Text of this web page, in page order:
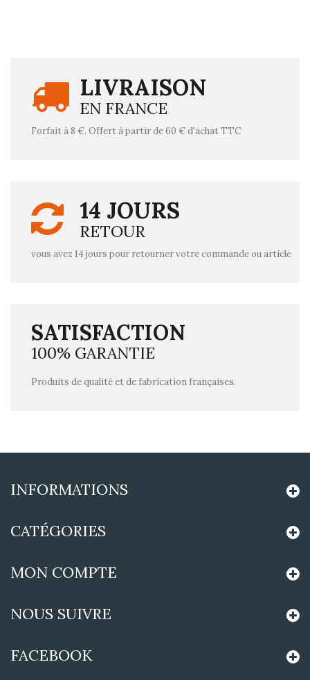
LIVRAISON
EN FRANCE
Forfait à 8 €. Offert à partir de 60 € d'achat TTC
14 JOURS
RETOUR
vous avez 14 jours pour retourner votre commande ou article
SATISFACTION
100% GARANTIE
Produits de qualité et de fabrication françaises.
INFORMATIONS
CATÉGORIES
MON COMPTE
NOUS SUIVRE
FACEBOOK